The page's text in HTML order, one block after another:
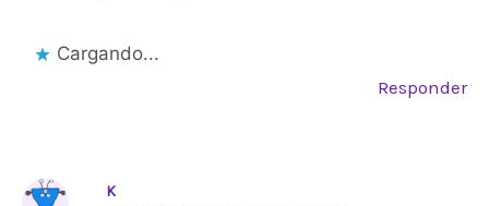
Cargando...
Responder
K